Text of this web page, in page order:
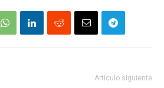
Artículo siguiente